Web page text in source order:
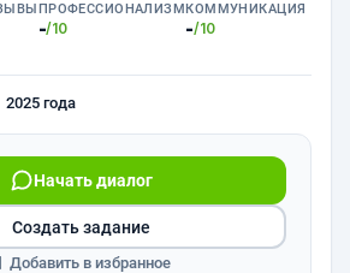
ПРОФЕССИОНАЛИЗМ
-/10
КОММУНИКАЦИЯ
-/10
2025 года
Начать диалог
Создать задание
Добавить в избранное